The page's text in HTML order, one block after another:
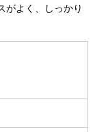
がよく、しっかり